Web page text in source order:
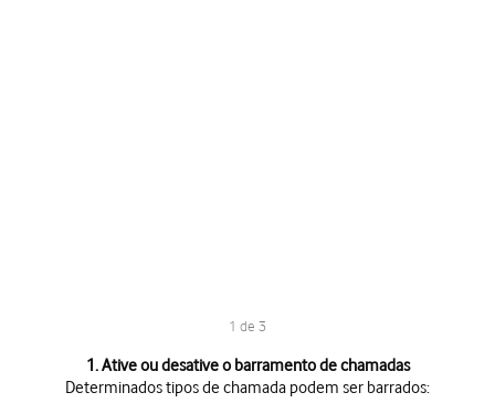
1 de 3
1. Ative ou desative o barramento de chamadas
Determinados tipos de chamada podem ser barrados: